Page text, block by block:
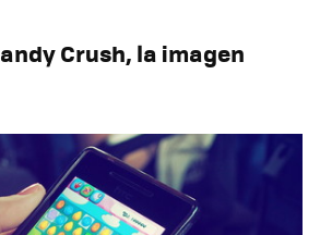
Crush, la imagen